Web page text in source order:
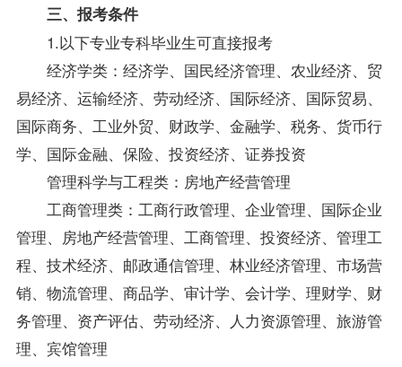
三、报考条件
1.以下专业专科毕业生可直接报考
经济学类：经济学、国民经济管理、农业经济、贸
易经济、运输经济、劳动经济、国际经济、国际贸易、
国际商务、工业外贸、财政学、金融学、税务、货币行
学、国际金融、保险、投资经济、证券投资
管理科学与工程类：房地产经营管理
工商管理类：工商行政管理、企业管理、 国际企业
管理、房地产经营管理、工商管理、投资经济、管理工
程、技术经济、邮政通信管理、林业经济管理、市场营
销、物流管理、商品学、审计学、会计学、理财学、财
务管理、 资产评估、劳动经济、人力资源管理、旅游管
理、宾馆管理